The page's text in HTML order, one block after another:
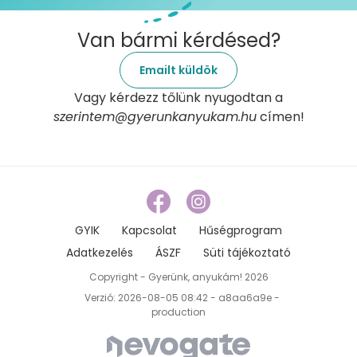
Van bármi kérdésed?
Emailt küldök
Vagy kérdezz tőlünk nyugodtan a
szerintem@gyerunkanyukam.hucímen!
GYIK Kapcsolat
Hűségprogram
Adatkezelés
ÁSZF Süti tájékoztató
Copyright - Gyerünk, anyukám! 2026
Verzió: 2026-08-05 08:42 - a8aa6a9e -
production